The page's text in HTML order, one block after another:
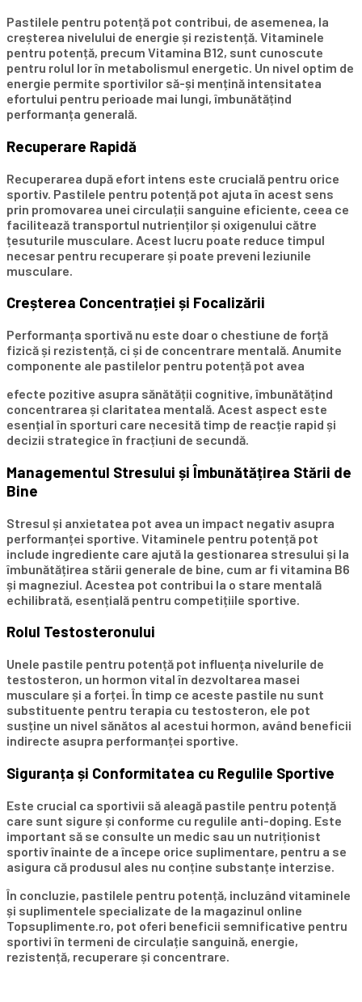
Pastilele pentru potență pot contribui, de asemenea, la
creșterea nivelului de energie și rezistență. Vitaminele
pentru potență, precum Vitamina B12, sunt cunoscute
pentru rolul lor în metabolismul energetic. Un nivel optim de
energie permite sportivilor să-și mențină intensitatea
efortului pentru perioade mai lungi, îmbunătățind
performanța generală.
Recuperare Rapidă
Recuperarea după efort intens este crucială pentru orice
sportiv. Pastilele pentru potență pot ajuta în acest sens
prin promovarea unei circulații sanguine eficiente, ceea ce
facilitează transportul nutrienților și oxigenului către
țesuturile musculare. Acest lucru poate reduce timpul
necesar pentru recuperare și poate preveni leziunile
musculare.
Creșterea Concentrației și Focalizării
Performanța sportivă nu este doar o chestiune de forță
fizică și rezistență, ci și de concentrare mentală. Anumite
componente ale pastilelor pentru potență pot avea
efecte pozitive asupra sănătății cognitive, îmbunătățind
concentrarea și claritatea mentală. Acest aspect este
esențial în sporturi care necesită timp de reacție rapid și
decizii strategice în fracțiuni de secundă.
Managementul Stresului și Îmbunătățirea Stării de
Bine
Stresul și anxietatea pot avea un impact negativ asupra
performanței sportive. Vitaminele pentru potență pot
include ingrediente care ajută la gestionarea stresului și la
îmbunătățirea stării generale de bine, cum ar fi vitamina B6
și magneziul. Acestea pot contribui la o stare mentală
echilibrată, esențială pentru competițiile sportive.
Rolul Testosteronului
Unele pastile pentru potență pot influența nivelurile de
testosteron, un hormon vital în dezvoltarea masei
musculare și a forței. În timp ce aceste pastile nu sunt
substituente pentru terapia cu testosteron, ele pot
susține un nivel sănătos al acestui hormon, având beneficii
indirecte asupra performanței sportive.
Siguranța și Conformitatea cu Regulile Sportive
Este crucial ca sportivii să aleagă pastile pentru potență
care sunt sigure și conforme cu regulile anti-doping. Este
important să se consulte un medic sau un nutriționist
sportiv înainte de a începe orice suplimentare, pentru a se
asigura că produsul ales nu conține substanțe interzise.
În concluzie, pastilele pentru potență, incluzând vitaminele
și suplimentele specializate de la magazinul online
Topsuplimente.ro, pot oferi beneficii semnificative pentru
sportivi în termeni de circulație sanguină, energie,
rezistență, recuperare și concentrare.